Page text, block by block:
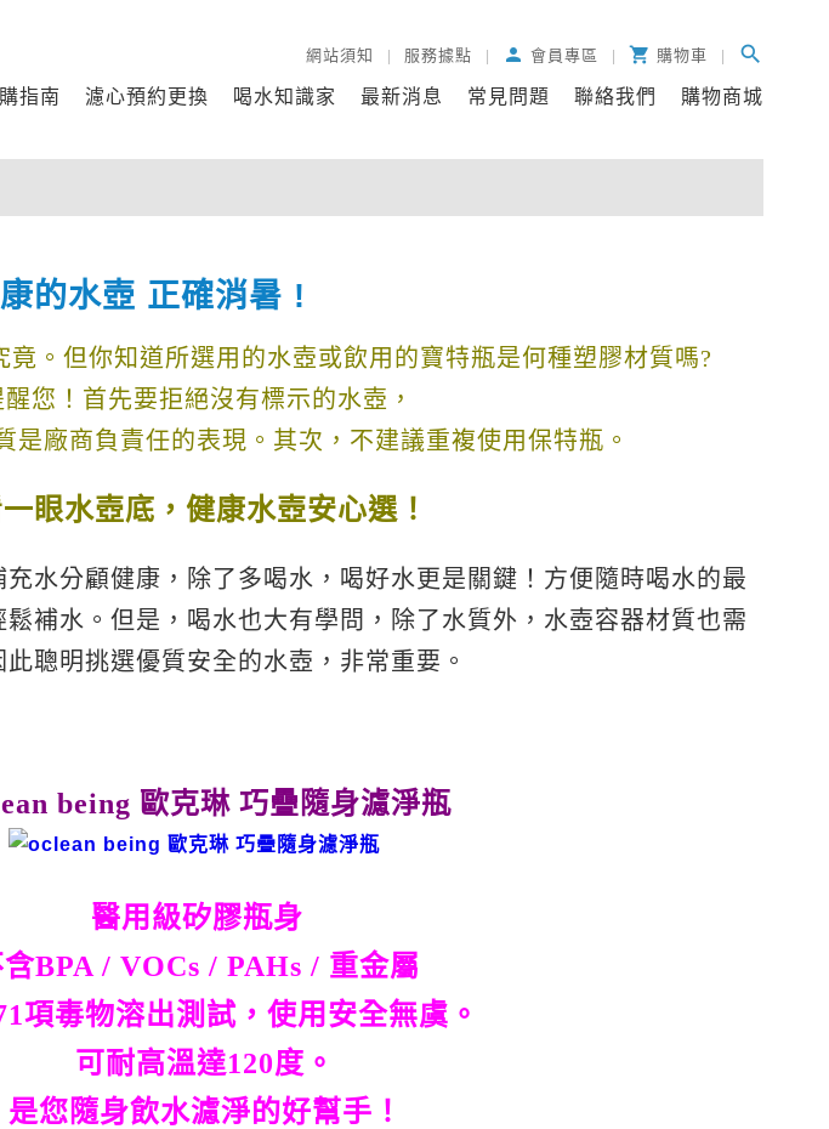
網站須知 服務據點 person 會員專區  購物車 search
指南 濾心預約更換 喝水知識家 最新消息 常見問題 聯絡我們 購物商城
的水壺 正確消暑 !
。但你知道所選用的水壺或飲用的寶特瓶是何種塑膠材質嗎?
醒您！首先要拒絕沒有標示的水壺，
是廠商負責任的表現。其次，不建議重複使用保特瓶 。
眼水壺底，健康水壺安心選！
水分顧健康，除了多喝水，喝好水更是關鍵！方便隨時喝水的最
補水。但是，喝水也大有學問，除了水質外，水壺容器材質也需
聰明挑選優質安全的水壺，非常重要。
醫用級矽膠瓶身
BPA / VOCs / PAHs / 重金屬
項毒物溶出測試，使用安全無虞。
可耐高溫達120度。
是您隨身飲水濾淨的好幫手！